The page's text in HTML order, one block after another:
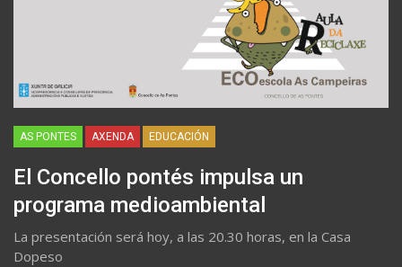
AS PONTES AXENDA EDUCACIÓN
El Concello pontés impulsa un
programa medioambiental
La presentación será hoy, a las 20.30 horas, en la Casa
Dopeso